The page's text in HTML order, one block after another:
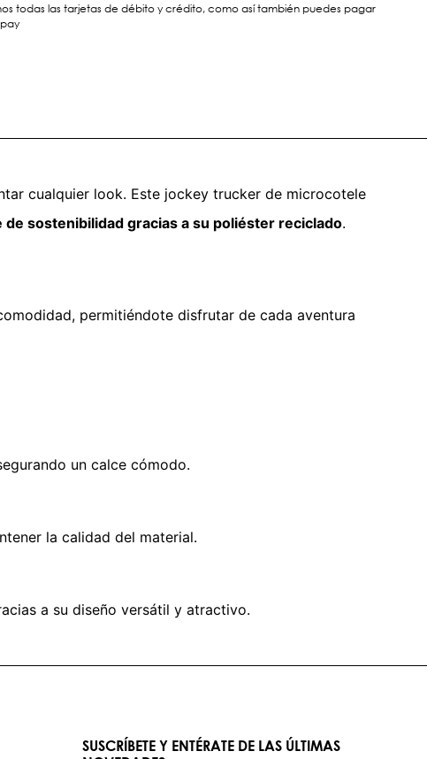
todas las tarjetas de débito y crédito, como así también puedes pagar
cualquier look. Este jockey trucker de microcotele
de sostenibilidad gracias a su poliéster reciclado.
permitiéndote disfrutar de cada aventura
un calce cómodo.
la calidad del material.
a su diseño versátil y atractivo.
SUSCRÍBETE Y ENTÉRATE DE LAS ÚLTIMAS